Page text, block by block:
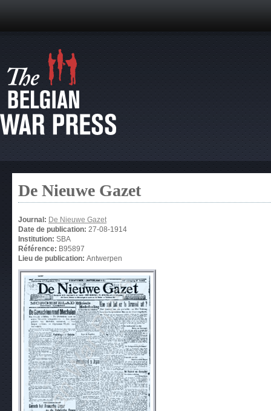
De Nieuwe Gazet
Journal: De Nieuwe Gazet
Date de publication: 27-08-1914
Institution: SBA
Référence: B95897
Lieu de publication: Antwerpen